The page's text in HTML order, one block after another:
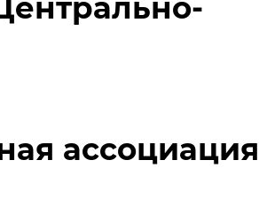
ассоциация